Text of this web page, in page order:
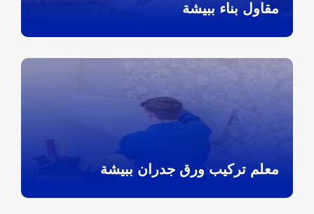
مقاول بناء ببيشة
معلم تركيب ورق جدران ببيشة